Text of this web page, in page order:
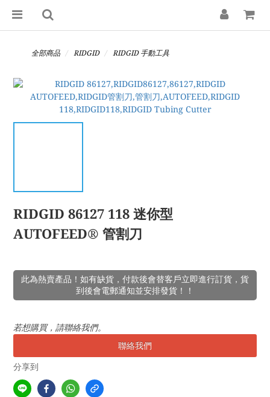
全部商品 RIDGID RIDGID 手動工具
RIDGID 86127 118 迷你型
AUTOFEED® 管割刀
此為熱賣產品！如有缺貨，付款後會替客戶立即進行訂貨，貨
到後會電郵通知並安排發貨！！
若想購買，請聯絡我們。
聯絡我們
分享到